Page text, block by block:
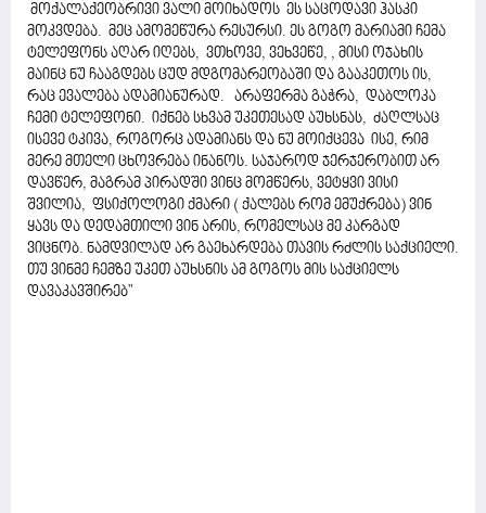
მოქალაქეობრივი ვალი მოიხადოს ეს საცოდავი ჰასკი
მოკვდება. მეც ამომეწურა რესურსი. ეს გოგო მარიამი ჩემა
ტელეფონს აღარ იღებს, ვთხოვე, ვეხვეწე, , მისი ოჯახის
მაინც ნუ ჩააგდებს ცუდ მდგომარეობაში და გააკეთოს ის,
რაც ევალება ადამიანურად. არაფერმა გაჭრა, დაბლოკა
ჩემი ტელეფონი. იქნებ სხვამ უკეთესად აუხსნას, ძაღლსაც
ისევე ტკივა, როგორც ადამიანს და ნუ მოიქცევა ისე, რიმ
მერე მთელი ცხოვრება ინანოს. საჯაროდ ჯერჯერობით არ
დავწერ, მაგრამ პირადში ვინც მომწერს, ვეტყვი ვისი
შვილია, ფსიქოლოგი ქმარი ( ქალებს რომ ემუქრება) ვინ
ყავს და დედამთილი ვინ არის, რომელსაც მე კარგად
ვიცნობ. ნამდვილად არ გაეხარდება თავის რძლის საქციელი.
თუ ვინმე ჩემზე უკეთ აუხსნის ამ გოგოს მის საქციელს
დავაკავშირებ"